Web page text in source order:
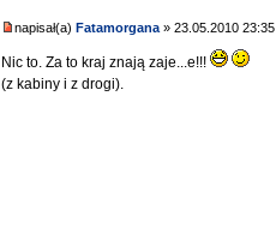
napisał(a) Fatamorgana» 23.05.2010 23:35
Nic to. Za to kraj znają zaje...e!!!
(z kabiny i z drogi).